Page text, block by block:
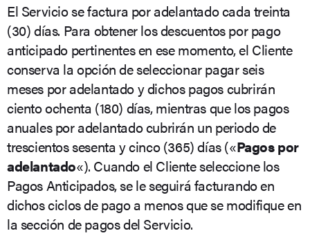
El Servicio se factura por adelantado cada treinta
(30) días. Para obtener los descuentos por pago
anticipado pertinentes en ese momento, el Cliente
conserva la opción de seleccionar pagar seis
meses por adelantado y dichos pagos cubrirán
ciento ochenta (180) días, mientras que los pagos
anuales por adelantado cubrirán un periodo de
trescientos sesenta y cinco (365) días («Pagos por
adelantado«). Cuando el Cliente seleccione los
Pagos Anticipados, se le seguirá facturando en
dichos ciclos de pago a menos que se modifique en
la sección de pagos del Servicio.